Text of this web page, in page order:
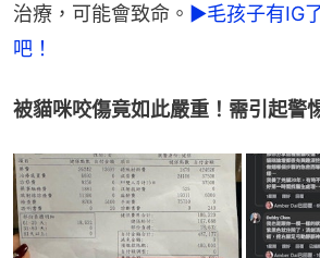
治療，可能會致命。 ►毛孩子有IG
吧！
被貓咪咬傷竟如此嚴重！需引起警